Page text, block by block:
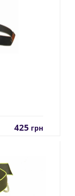
425 грн